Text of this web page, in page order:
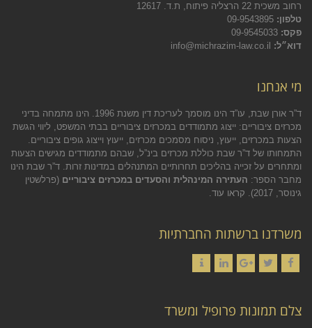
רחוב משכית 22 הרצליה פיתוח, ת.ד. 12617
טלפון:
פקס:
דוא״ל:
מי אנחנו
ד”ר אורן שבת, עו”ד הינו מוסמך לעריכת דין משנת 1996. הינו מתמחה בדיני
מכרזים ציבוריים: ייצוג מתמודדים במכרזים ציבוריים בבתי המשפט, ליווי הגשת
הצעות במכרזים, ייעוץ, ניסוח מסמכים מכרזים, ייעוץ וייצוג גופים ציבוריים.
התמחותו של ד”ר שבת כוללת מכרזים בינ”ל, שבהם מתמודדים מגישים הצעות
ומתחרים על זכייה בהליכים תחרותיים המתנהלים במדינות זרות. ד”ר שבת הינו
מחבר הספר: העתירה המינהלית והסעדים במכרזים ציבוריים (פרלשטין
גינוסר, 2017).
קראו עוד.
משרדנו ברשתות החברתיות
צלם תמונות פרופיל ומשרד